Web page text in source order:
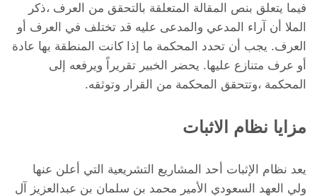
فيما يتعلق بنص المقالة المتعلقة بالتحقق من العرف ،ذكر
الملا أن آراء المدعي والمدعى عليه قد تختلف في العرف أو
العرف. يجب أن تحدد المحكمة ما إذا كانت المنطقة بها عادة
أو عرف متنازع عليها. يحضر الخبير تقريراً ويرفعه إلى
المحكمة ،وتتحقق المحكمة من القرار وتوثقه.
مزايا نظام الاثبات
يعد نظام الإثبات أحد المشاريع التشريعية التي أعلن عنها
ولي العهد السعودي الأمير محمد بن سلمان بن عبدالعزيز آل